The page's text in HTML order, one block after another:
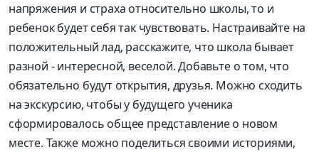
напряжения и страха относительно школы, то и
ребенок будет себя так чувствовать. Настраивайте на
положительный лад, расскажите, что школа бывает
разной - интересной, веселой. Добавьте о том, что
обязательно будут открытия, друзья. Можно сходить
на экскурсию, чтобы у будущего ученика
сформировалось общее представление о новом
месте. Также можно поделиться своими историями,